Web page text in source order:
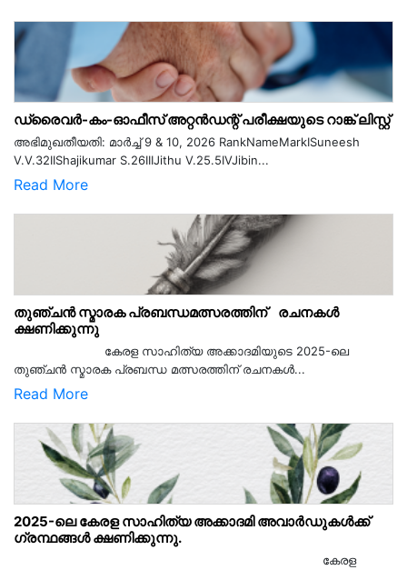
ഡ്രൈവർ-കം-ഓഫീസ് അറ്റൻഡന്റ് പരീക്ഷയുടെ റാങ്ക് ലിസ്റ്റ്
അഭിമുഖതീയതി: മാർച്ച് 9 & 10, 2026 RankNameMarkISuneesh
V.V.32IIShajikumar S.26IIIJithu V.25.5IVJibin...
Read More
തുഞ്ചൻ സ്മാരക പ്രബന്ധമത്സരത്തിന് രചനകൾ
ക്ഷണിക്കുന്നു
കേരള സാഹിത്യ അക്കാദമിയുടെ 2025-ലെ
തുഞ്ചൻ സ്മാരക പ്രബന്ധ മത്സരത്തിന് രചനകൾ...
Read More
2025-ലെ കേരള സാഹിത്യ അക്കാദമി അവാർഡുകൾക്ക്
ഗ്രന്ഥങ്ങൾ ക്ഷണിക്കുന്നു.
കേരള